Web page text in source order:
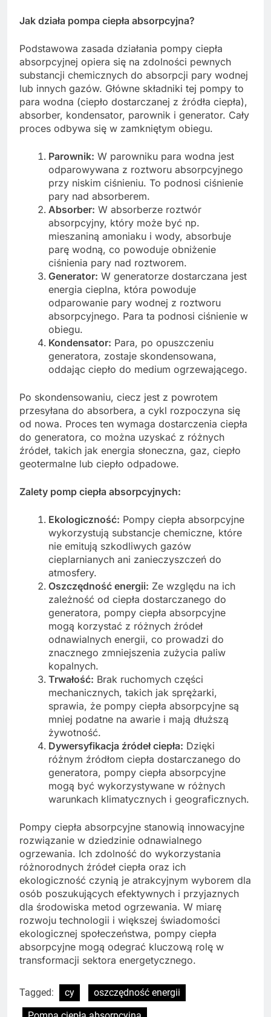
Jak działa pompa ciepła absorpcyjna?
Podstawowa zasada działania pompy ciepła
absorpcyjnej opiera się na zdolności pewnych
substancji chemicznych do absorpcji pary wodnej
lub innych gazów. Główne składniki tej pompy to
para wodna (ciepło dostarczanej z źródła ciepła),
absorber, kondensator, parownik i generator. Cały
proces odbywa się w zamkniętym obiegu.
Parownik: W parowniku para wodna jest
odparowywana z roztworu absorpcyjnego
przy niskim ciśnieniu. To podnosi ciśnienie
pary nad absorberem.
Absorber: W absorberze roztwór
absorpcyjny, który może być np.
mieszaniną amoniaku i wody, absorbuje
parę wodną, co powoduje obniżenie
ciśnienia pary nad roztworem.
Generator: W generatorze dostarczana jest
energia cieplna, która powoduje
odparowanie pary wodnej z roztworu
absorpcyjnego. Para ta podnosi ciśnienie w
obiegu.
Kondensator: Para, po opuszczeniu
generatora, zostaje skondensowana,
oddając ciepło do medium ogrzewającego.
Po skondensowaniu, ciecz jest z powrotem
przesyłana do absorbera, a cykl rozpoczyna się
od nowa. Proces ten wymaga dostarczenia ciepła
do generatora, co można uzyskać z różnych
źródeł, takich jak energia słoneczna, gaz, ciepło
geotermalne lub ciepło odpadowe.
Zalety pomp ciepła absorpcyjnych:
Ekologiczność: Pompy ciepła absorpcyjne
wykorzystują substancje chemiczne, które
nie emitują szkodliwych gazów
cieplarnianych ani zanieczyszczeń do
atmosfery.
Oszczędność energii: Ze względu na ich
zależność od ciepła dostarczanego do
generatora, pompy ciepła absorpcyjne
mogą korzystać z różnych źródeł
odnawialnych energii, co prowadzi do
znacznego zmniejszenia zużycia paliw
kopalnych.
Trwałość: Brak ruchomych części
mechanicznych, takich jak sprężarki,
sprawia, że pompy ciepła absorpcyjne są
mniej podatne na awarie i mają dłuższą
żywotność.
Dywersyfikacja źródeł ciepła: Dzięki
różnym źródłom ciepła dostarczanego do
generatora, pompy ciepła absorpcyjne
mogą być wykorzystywane w różnych
warunkach klimatycznych i geograficznych.
Pompy ciepła absorpcyjne stanowią innowacyjne
rozwiązanie w dziedzinie odnawialnego
ogrzewania. Ich zdolność do wykorzystania
różnorodnych źródeł ciepła oraz ich
ekologiczność czynią je atrakcyjnym wyborem dla
osób poszukujących efektywnych i przyjaznych
dla środowiska metod ogrzewania. W miarę
rozwoju technologii i większej świadomości
ekologicznej społeczeństwa, pompy ciepła
absorpcyjne mogą odegrać kluczową rolę w
transformacji sektora energetycznego.
Tagged: cy
oszczędność energii